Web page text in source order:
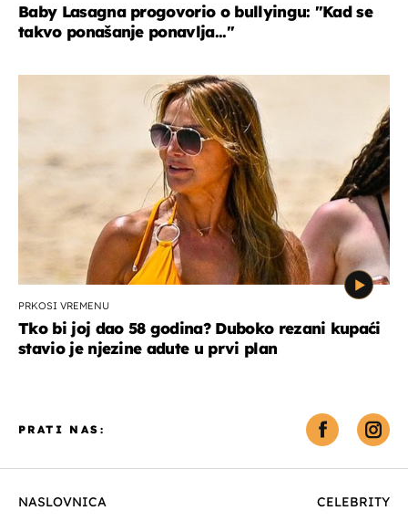
Baby Lasagna progovorio o bullyingu: "Kad se
takvo ponašanje ponavlja..."
PRKOSI VREMENU
Tko bi joj dao 58 godina? Duboko rezani kupaći
stavio je njezine adute u prvi plan
NASLOVNICA CELEBRITY
PRATI NAS: